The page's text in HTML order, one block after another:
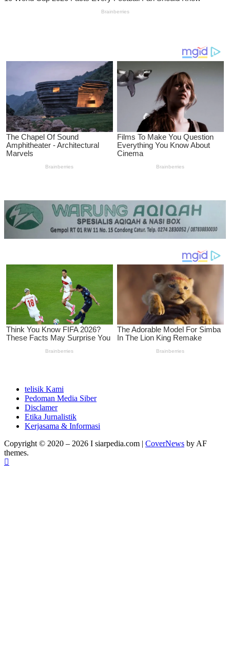
telisik Kami
Pedoman Media Siber
Disclamer
Etika Jurnalistik
Kerjasama & Informasi
Copyright © 2020 – 2026 I siarpedia.com | CoverNews by AF
themes.